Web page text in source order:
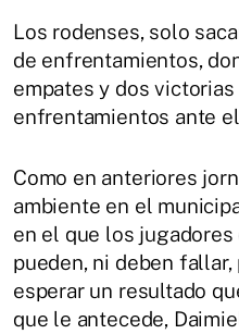
Los rodenses, solo
de enfrentamientos,
empates y dos
enfrentamientos ante
Como en anteriores
ambiente en el
en el que los
pueden, ni deben
esperar un resultado
que le antecede,